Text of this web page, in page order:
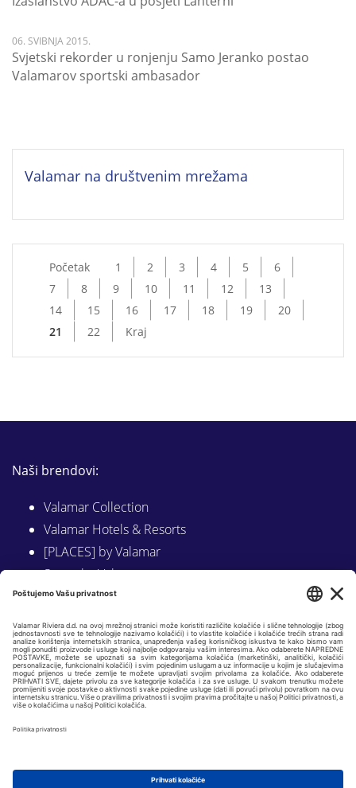
06. SVIBNJA 2015.
Svjetski rekorder u ronjenju Samo Jeranko postao
Valamarov sportski ambasador
Valamar na društvenim mrežama
Početak 1 2 3 4 5
6
7
8 9 10 11 12
13
14
15 16 17 18 19
20
21
22 Kraj
Naši brendovi:
Valamar Collection
Valamar Hotels & Resorts
[PLACES] by Valamar
Sunny by Valamar
Valamar Camping
Istraži na Valamar.com
Slijedite nas na: